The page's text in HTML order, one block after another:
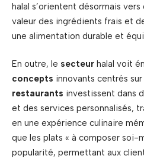
halal s’orientent désormais vers
valeur des ingrédients frais et
une alimentation durable et
En outre, le secteur halal voit
concepts innovants centrés
restaurants investissent dans
et des services personnalisés,
en une expérience culinaire
que les plats « à composer soi-
popularité, permettant aux